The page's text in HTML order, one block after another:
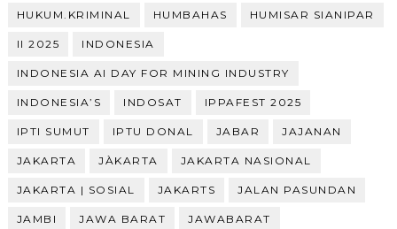
HUKUM.KRIMINAL HUMBAHAS HUMISAR SIANIPAR
II 2025 INDONESIA
INDONESIA AI DAY FOR MINING INDUSTRY
INDONESIA’S INDOSAT IPPAFEST 2025
IPTI SUMUT IPTU DONAL JABAR JAJANAN
JAKARTA JÀKARTA JAKARTA NASIONAL
JAKARTA | SOSIAL JAKARTS JALAN PASUNDAN
JAMBI JAWA BARAT JAWABARAT